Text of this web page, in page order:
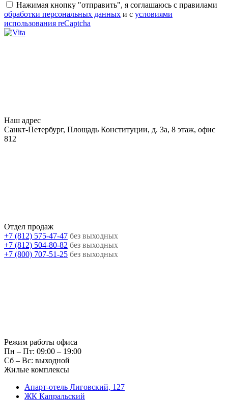
Нажимая кнопку "отправить", я соглашаюсь с правилами
обработки персональных данных и с условиями
использования reCaptcha
Наш адрес
Санкт-Петербург, Площадь Конституции, д. 3а, 8 этаж, офис
812
Отдел продаж
+7 (812) 575-47-47 без выходных
+7 (812) 504-80-82 без выходных
+7 (800) 707-51-25 без выходных
Режим работы офиса
Пн – Пт: 09:00 – 19:00
Сб – Вс: выходной
Жилые комплексы
Апарт-отель Лиговский, 127
ЖК Капральский